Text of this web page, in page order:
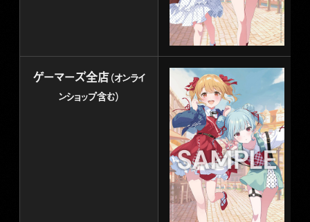
ゲーマーズ全店（オンライ
ンショップ含む）